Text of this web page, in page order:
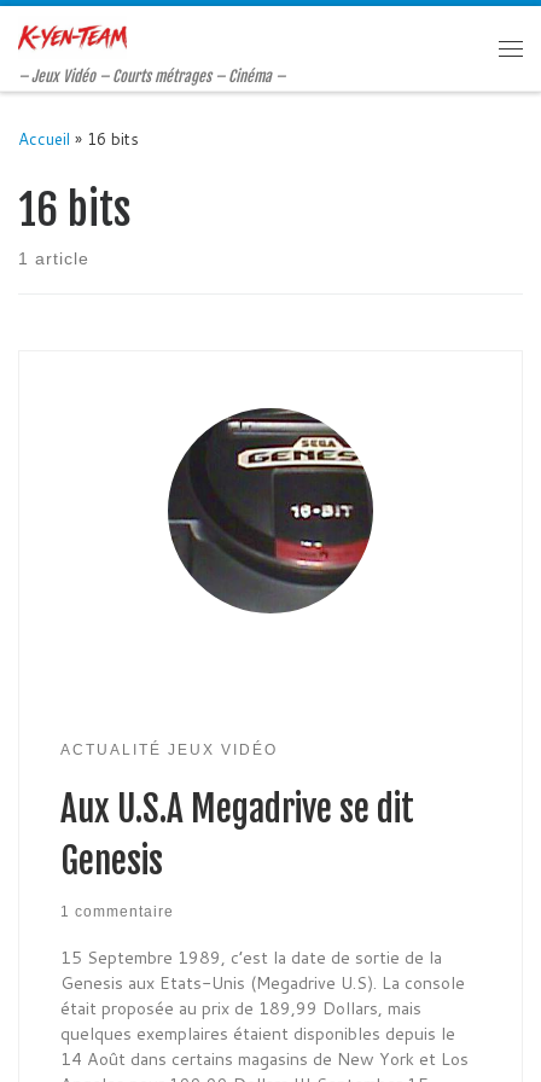
Passer au contenu
– Jeux Vidéo – Courts métrages – Cinéma –
Accueil » 16 bits
16 bits
1 article
ACTUALITÉ JEUX VIDÉO
Aux U.S.A Megadrive se dit
Genesis
1 commentaire
15 Septembre 1989, c’est la date de sortie de la
Genesis aux Etats-Unis (Megadrive U.S). La console
était proposée au prix de 189,99 Dollars, mais
quelques exemplaires étaient disponibles depuis le
14 Août dans certains magasins de New York et Los